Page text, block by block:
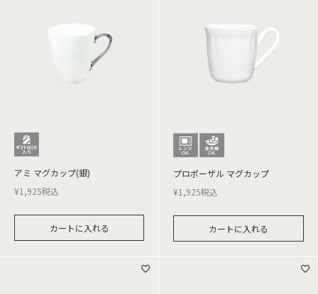
アミ マグカップ(銀)
¥1,925税込
カートに入れる
プロポーザル マグカップ
¥1,925税込
カートに入れる